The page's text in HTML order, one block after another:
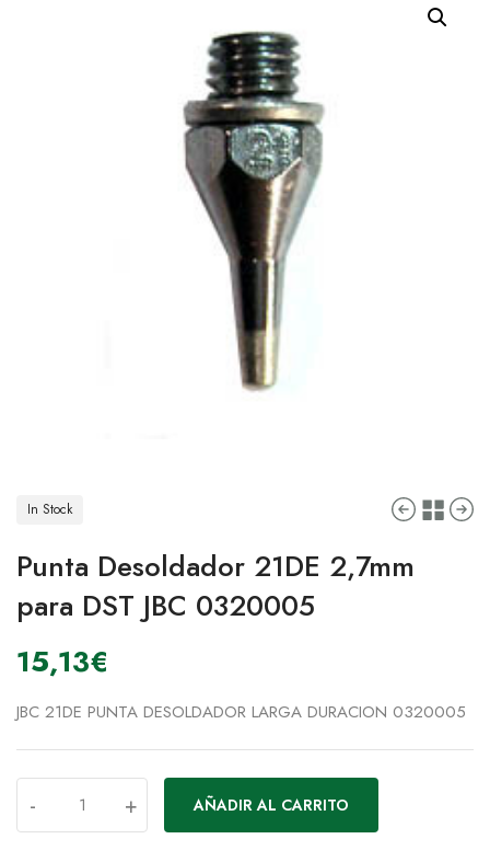
In Stock
Punta Desoldador 21DE 2,7mm
para DST JBC 0320005
15,13€
JBC 21DE PUNTA DESOLDADOR LARGA DURACION 0320005
- + AÑADIR AL CARRITO